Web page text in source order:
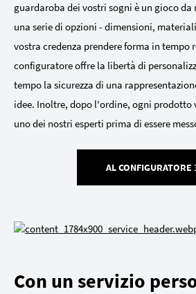
guardaroba dei vostri sogni è un gioco da
una serie di opzioni - dimensioni,
vostra credenza prendere forma in tempo
configuratore offre la libertà di
tempo la sicurezza di una
idee. Inoltre, dopo l'ordine, ogni prodotto
uno dei nostri esperti prima di essere
AL CONFIGURATORE
Con un servizio